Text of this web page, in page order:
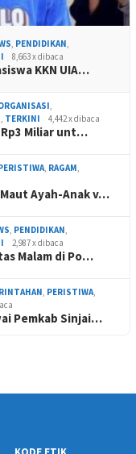
, PENDIDIKAN,
8,663 x dibaca
KKN UIA…
,
, TERKINI 4,442 x dibaca
Rp3 Miliar unt…
, RAGAM,
Ayah-Anak v…
, PENDIDIKAN,
2,987 x dibaca
Malam di Po…
, PERISTIWA,
Pemkab Sinjai…